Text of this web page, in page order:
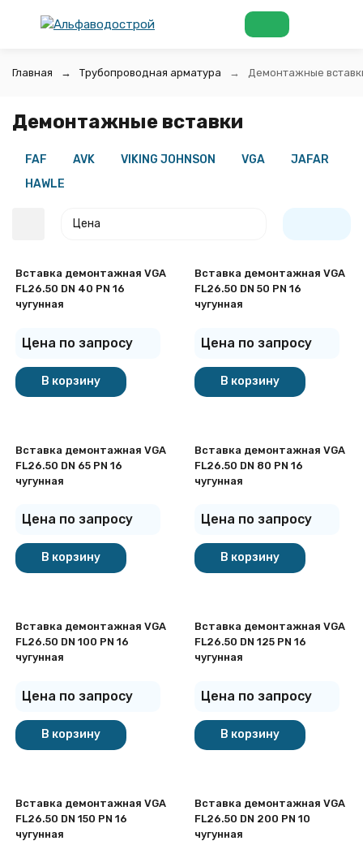
Главная Трубопроводная арматура Демонтажные
Демонтажные вставки
FAF AVK VIKING JOHNSON VGA
JAFAR
HAWLE
Цена
покупателей
Вставка демонтажная VGA
FL26.50 DN 40 PN 16
чугунная
Цена по запросу
В корзину
Вставка демонтажная VGA
FL26.50 DN 50 PN 16
чугунная
Цена по запросу
В корзину
Вставка демонтажная VGA
FL26.50 DN 65 PN 16
чугунная
Цена по запросу
В корзину
Вставка демонтажная VGA
FL26.50 DN 80 PN 16
чугунная
Цена по запросу
В корзину
Вставка демонтажная VGA
FL26.50 DN 100 PN 16
чугунная
Цена по запросу
В корзину
Вставка демонтажная VGA
FL26.50 DN 125 PN 16
чугунная
Цена по запросу
В корзину
Вставка демонтажная VGA
FL26.50 DN 150 PN 16
чугунная
Вставка демонтажная VGA
FL26.50 DN 200 PN 10
чугунная